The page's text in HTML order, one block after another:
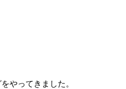
やってきました。